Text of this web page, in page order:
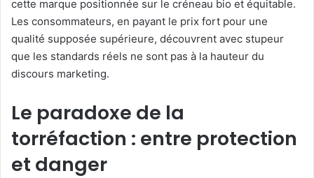
cette marque positionnée sur le créneau bio et équitable.
Les consommateurs, en payant le prix fort pour une
qualité supposée supérieure, découvrent avec stupeur
que les standards réels ne sont pas à la hauteur du
discours marketing.
Le paradoxe de la
torréfaction : entre protection
et danger